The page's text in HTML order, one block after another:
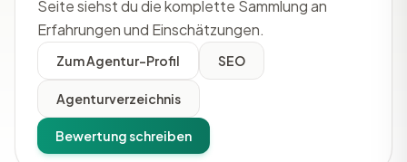
Seite siehst du die komplette Sammlung an
Erfahrungen und Einschätzungen.
Zum Agentur-Profil SEO
Agenturverzeichnis
Bewertung schreiben